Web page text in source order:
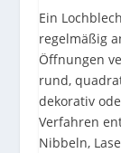
Ein
regelmäßig
Öffnungen
rund,
dekorativ
Verfahren
Nibbeln,